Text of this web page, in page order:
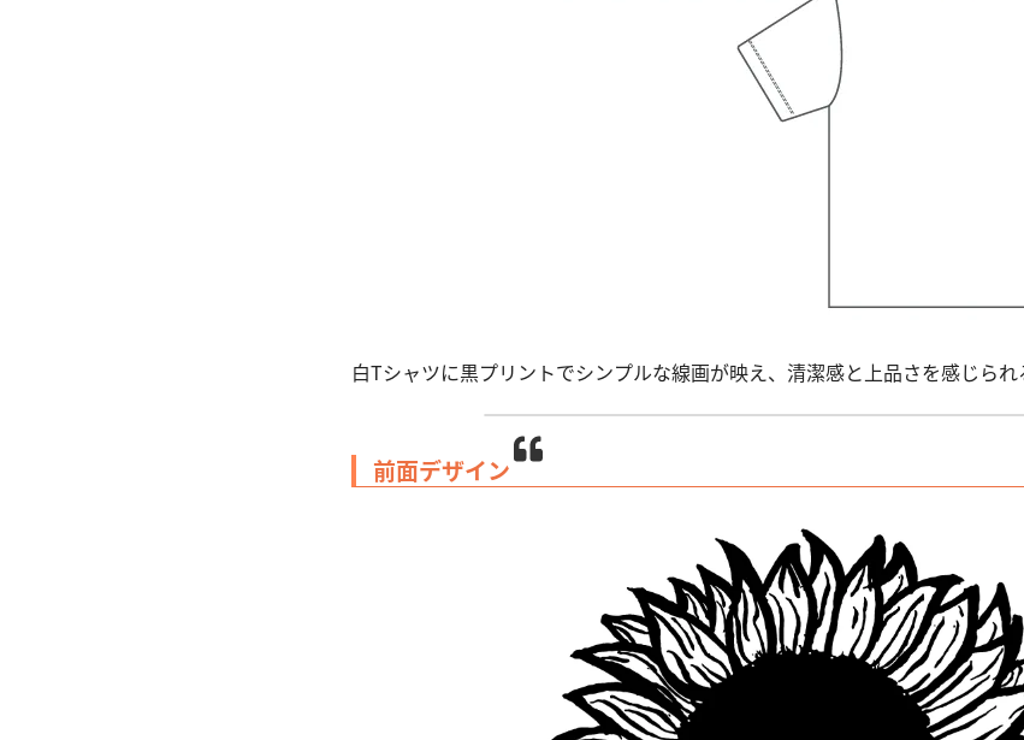
白Tシャツに黒プリントでシンプルな線画が映え、清潔感と上品さを感じられ
前面デザイン